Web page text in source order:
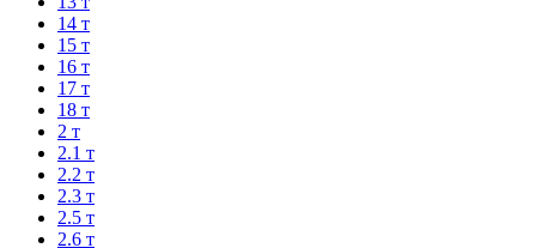
14 т
15 т
16 т
17 т
18 т
2 т
2.1 т
2.2 т
2.3 т
2.5 т
2.6 т